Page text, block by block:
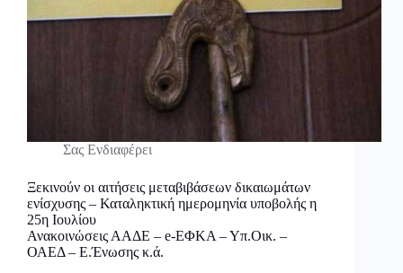
Σας Ενδιαφέρει
Ξεκινούν οι αιτήσεις μεταβιβάσεων δικαιωμάτων
ενίσχυσης – Καταληκτική ημερομηνία υποβολής η
25η Ιουλίου
Ανακοινώσεις ΑΑΔΕ – e-ΕΦΚΑ – Υπ.Οικ. –
ΟΑΕΔ – Ε.Ένωσης κ.ά.